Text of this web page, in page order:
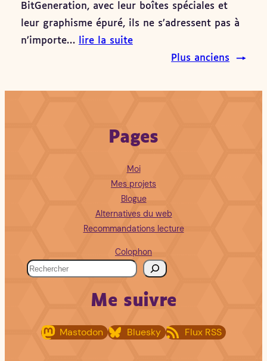
BitGeneration, avec leur boîtes spéciales et
leur graphisme épuré, ils ne s’adressent pas à
n’importe…
lire la suite
Plus anciens
→
Pages
Moi
Mes projets
Blogue
Alternatives du web
Recommandations lecture
Colophon
R
Me suivre
Mastodon Bluesky Flux RSS